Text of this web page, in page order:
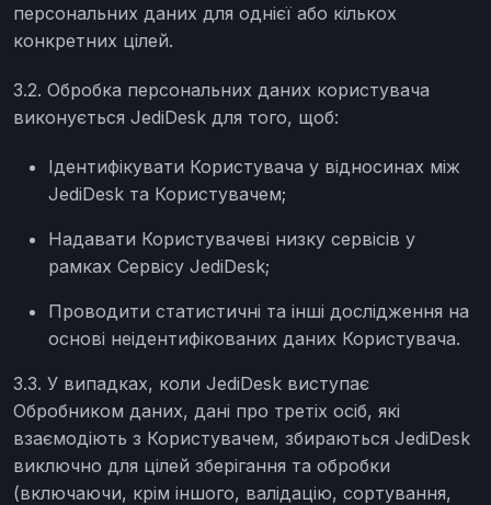
персональних даних для однієї або кількох
конкретних цілей.
3.2. Обробка персональних даних користувача
виконується JediDesk для того, щоб:
Ідентифікувати Користувача у відносинах між
JediDesk та Користувачем;
Надавати Користувачеві низку сервісів у
рамках Сервісу JediDesk;
Проводити статистичні та інші дослідження на
основі неідентифікованих даних Користувача.
3.3. У випадках, коли JediDesk виступає
Обробником даних, дані про третіх осіб, які
взаємодіють з Користувачем, збираються JediDesk
виключно для цілей зберігання та обробки
(включаючи, крім іншого, валідацію, сортування,